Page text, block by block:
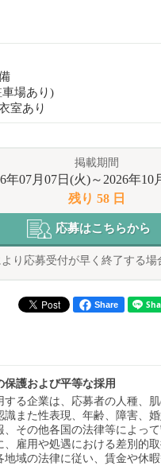
車場あり)
室あり
掲載期間
年07月07日(火)～2026年10
残り 58 日
応募はこちらから
り応募受付が早く終了する場
Share
保護および平等な採用
る企業は、応募者の人種、肌
識また性表現、年齢、障害、
、その他各国の法律等によっ
、雇用や処遇における差別的取
地域の法律に従い、賃金や休